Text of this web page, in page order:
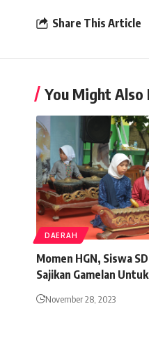
Share This Article
You Might Also
DAERAH
Momen HGN, Siswa
Sajikan Gamelan
November 28, 2023